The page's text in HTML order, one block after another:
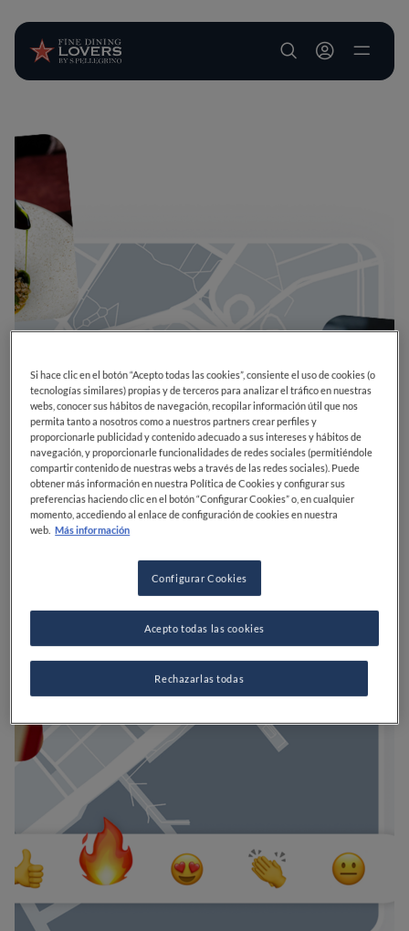
User account
Si hace clic en el botón “Acepto todas las cookies”, consiente el uso de cookies (o
tecnologías similares) propias y de terceros para analizar el tráfico en nuestras
webs, conocer sus hábitos de navegación, recopilar información útil que nos
permita tanto a nosotros como a nuestros partners crear perfiles y
proporcionarle publicidad y contenido adecuado a sus intereses y hábitos de
navegación, y proporcionarle funcionalidades de redes sociales (permitiéndole
compartir contenido de nuestras webs a través de las redes sociales). Puede
obtener más información en nuestra Política de Cookies y configurar sus
preferencias haciendo clic en el botón “Configurar Cookies” o, en cualquier
momento, accediendo al enlace de configuración de cookies en nuestra
web. Más información
Configurar Cookies
Rechazarlas todas
Acepto todas las cookies